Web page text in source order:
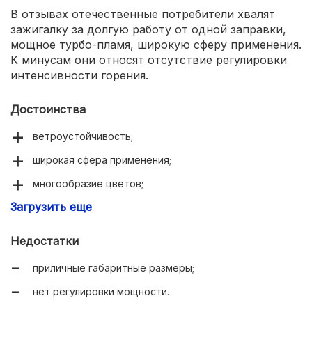
В отзывах отечественные потребители хвалят
зажигалку за долгую работу от одной заправки,
мощное турбо-пламя, широкую сферу применения.
К минусам они относят отсутствие регулировки
интенсивности горения.
Достоинства
ветроустойчивость;
широкая сфера применения;
многообразие цветов;
долгая работа на одной заправке.
Загрузить еще
Недостатки
приличные габаритные размеры;
нет регулировки мощности.